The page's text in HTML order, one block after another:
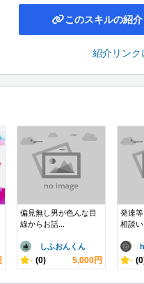
このスキルの紹
紹介リンク
偏見無し男が色んな目
線からお話...
しふおんくん
- (0) 5,000円
発達
相談い
-